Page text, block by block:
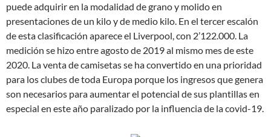
puede adquirir en la modalidad de grano y molido en
presentaciones de un kilo y de medio kilo. En el tercer escalón
de esta clasificación aparece el Liverpool, con 2’122.000. La
medición se hizo entre agosto de 2019 al mismo mes de este
2020. La venta de camisetas se ha convertido en una prioridad
para los clubes de toda Europa porque los ingresos que genera
son necesarios para aumentar el potencial de sus plantillas en
especial en este año paralizado por la influencia de la covid-19.